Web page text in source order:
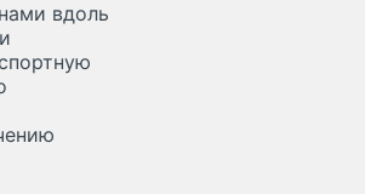
вдоль